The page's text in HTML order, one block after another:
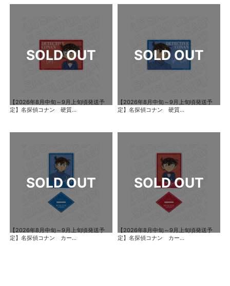
【2026年8月中旬～9月上旬頃発送予
定】名探偵コナン 硬質...
【2026年8月中旬～9月上旬頃発送予
定】名探偵コナン 硬質...
【2026年8月中旬～9月上旬頃発送予
定】名探偵コナン カー...
【2026年8月中旬～9月上旬頃発送予
定】名探偵コナン カー...